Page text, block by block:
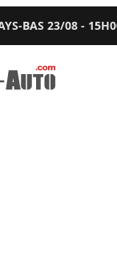
BAS 23/08 -